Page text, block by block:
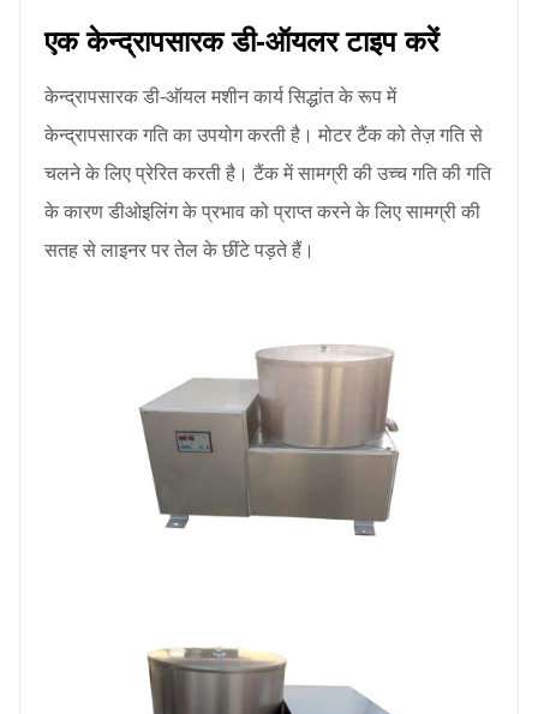
एक केन्द्रापसारक डी-ऑयलर टाइप करें
केन्द्रापसारक डी-ऑयल मशीन कार्य सिद्धांत के रूप में
केन्द्रापसारक गति का उपयोग करती है। मोटर टैंक को तेज़ गति से
चलने के लिए प्रेरित करती है। टैंक में सामग्री की उच्च गति की गति
के कारण डीओइलिंग के प्रभाव को प्राप्त करने के लिए सामग्री की
सतह से लाइनर पर तेल के छींटे पड़ते हैं।